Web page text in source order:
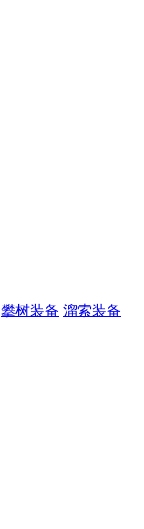
攀树装备 溜索装备